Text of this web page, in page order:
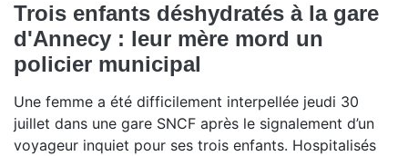
Trois enfants déshydratés à la gare
d'Annecy : leur mère mord un
policier municipal
Une femme a été difficilement interpellée jeudi 30
juillet dans une gare SNCF après le signalement d’un
voyageur inquiet pour ses trois enfants. Hospitalisés